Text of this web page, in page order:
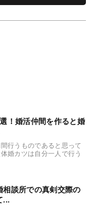
！婚活仲間を作ると婚
行うものであると思って
婚カツは自分一人で行う
談所での真剣交際の
...